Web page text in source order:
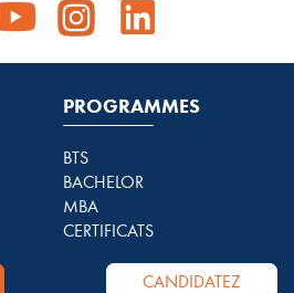
PROGRAMMES
BTS
BACHELOR
MBA
CERTIFICATS
CANDIDATEZ